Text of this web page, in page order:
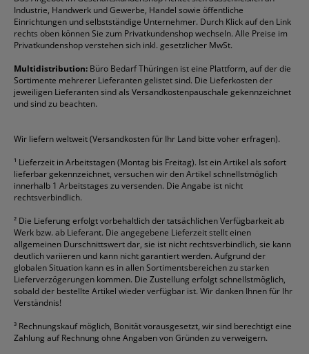
Rabatte & Aktionen
Etiketten
Fineliner
Folienschreiber
Formulare
Gelschreiber
Geschäftsbücher
Korrekturmittel
Kugelschreiber
Mappen
Ordner
Packband
Permanentmarker
Tintenroller
Tintenpatronen
Toilettenpapier
Toner
Versandmaterial
Versandtaschen
Edding
Esselte
Faber-Castell
Fellowes
Franken
Fripa
HP
Pilot
Pritt
Schneider
Stabilo
Staedtler
alle Marken anzeigen
Industrie, Handwerk und Gewerbe, Handel sowie öffentliche
Einrichtungen und selbstständige Unternehmer. Durch Klick auf den Link
rechts oben können Sie zum Privatkundenshop wechseln. Alle Preise im
Privatkundenshop verstehen sich inkl. gesetzlicher MwSt.
Multidistribution: Büro Bedarf Thüringen ist eine Plattform, auf der die
Sortimente mehrerer Lieferanten gelistet sind. Die Lieferkosten der
jeweiligen Lieferanten sind als Versandkostenpauschale gekennzeichnet
und sind zu beachten.
Wir liefern weltweit (Versandkosten für Ihr Land bitte voher erfragen).
¹ Lieferzeit in Arbeitstagen (Montag bis Freitag). Ist ein Artikel als sofort
lieferbar gekennzeichnet, versuchen wir den Artikel schnellstmöglich
innerhalb 1 Arbeitstages zu versenden. Die Angabe ist nicht
rechtsverbindlich.
² Die Lieferung erfolgt vorbehaltlich der tatsächlichen Verfügbarkeit ab
Werk bzw. ab Lieferant. Die angegebene Lieferzeit stellt einen
allgemeinen Durschnittswert dar, sie ist nicht rechtsverbindlich, sie kann
deutlich variieren und kann nicht garantiert werden. Aufgrund der
globalen Situation kann es in allen Sortimentsbereichen zu starken
Lieferverzögerungen kommen. Die Zustellung erfolgt schnellstmöglich,
sobald der bestellte Artikel wieder verfügbar ist. Wir danken Ihnen für Ihr
Verständnis!
³ Rechnungskauf möglich, Bonität vorausgesetzt, wir sind berechtigt eine
Zahlung auf Rechnung ohne Angaben von Gründen zu verweigern.